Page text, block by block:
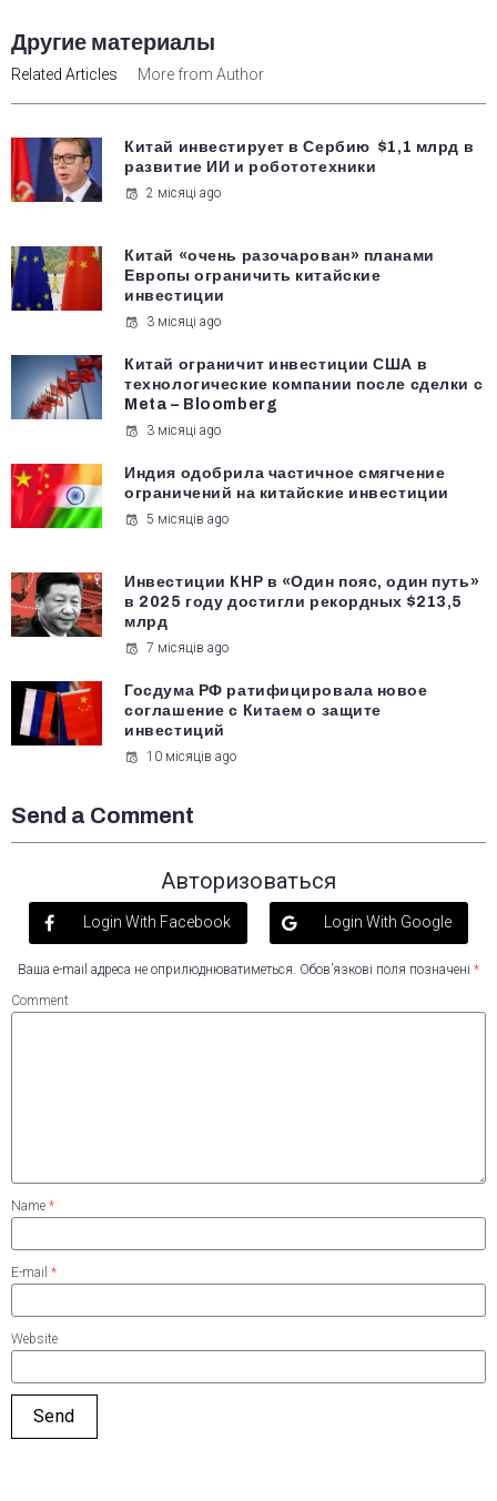
Другие материалы
Related Articles More from Author
Китай инвестирует в Сербию $1,1 млрд в
развитие ИИ и робототехники
2 місяці ago
Китай «очень разочарован» планами
Европы ограничить китайские
инвестиции
3 місяці ago
Китай ограничит инвестиции США в
технологические компании после сделки с
Meta – Bloomberg
3 місяці ago
Индия одобрила частичное смягчение
ограничений на китайские инвестиции
5 місяців ago
Инвестиции КНР в «Один пояс, один путь»
в 2025 году достигли рекордных $213,5
млрд
7 місяців ago
Госдума РФ ратифицировала новое
соглашение с Китаем о защите
инвестиций
10 місяців ago
Send a Comment
Авторизоваться
Login With Facebook Login With Google
Ваша e-mail адреса не оприлюднюватиметься. Обов’язкові поля позначені *
Comment
Name *
E-mail *
Website